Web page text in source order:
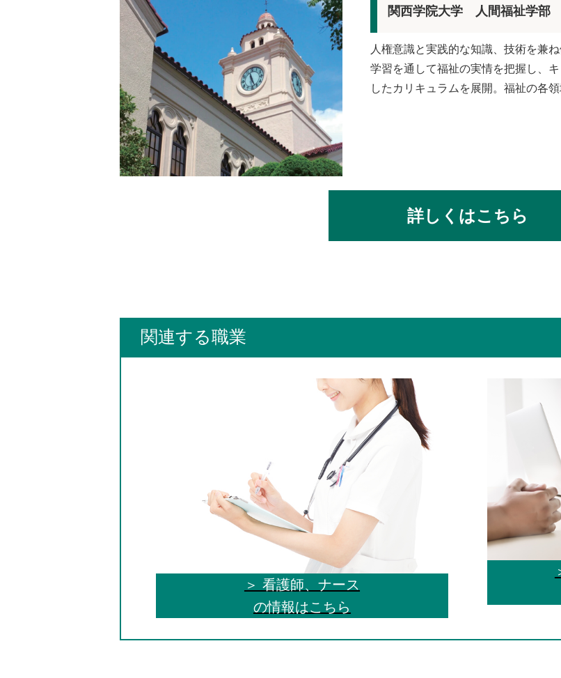
関西学院大学 人間福祉学部
人権意識と実践的な知識、技術を兼
学習を通して福祉の実情を把握し、
したカリキュラムを展開。福祉の各
詳しくはこちら
関連する職業
＞ 看護師、ナース
の情報はこちら